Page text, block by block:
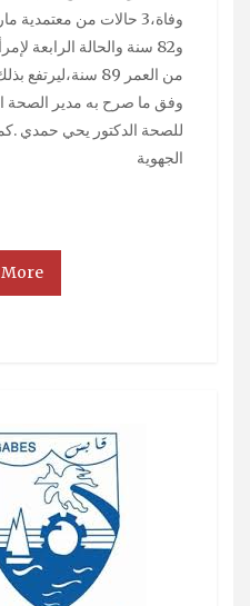
و82 سنة والحالة الرابعة
وفق ما صرح به مدير الصحة
للصحة الدكتور يحي حمدي
الجهوية
More